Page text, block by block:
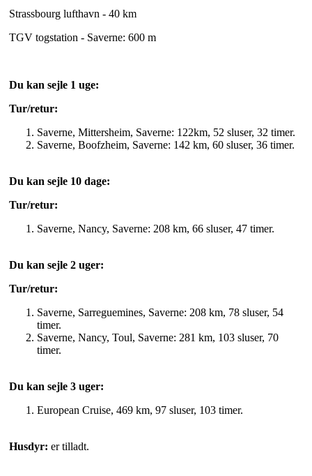
Strassbourg lufthavn - 40 km
TGV togstation - Saverne: 600 m
Du kan sejle 1 uge:
Tur/retur:
Saverne, Mittersheim, Saverne: 122km, 52 sluser, 32 timer.
Saverne, Boofzheim, Saverne: 142 km, 60 sluser, 36 timer.
Du kan sejle 10 dage:
Tur/retur:
Saverne, Nancy, Saverne: 208 km, 66 sluser, 47 timer.
Du kan sejle 2 uger:
Tur/retur:
Saverne, Sarreguemines, Saverne: 208 km, 78 sluser, 54
timer.
Saverne, Nancy, Toul, Saverne: 281 km, 103 sluser, 70
timer.
Du kan sejle 3 uger:
European Cruise, 469 km, 97 sluser, 103 timer.
Husdyr: er tilladt.